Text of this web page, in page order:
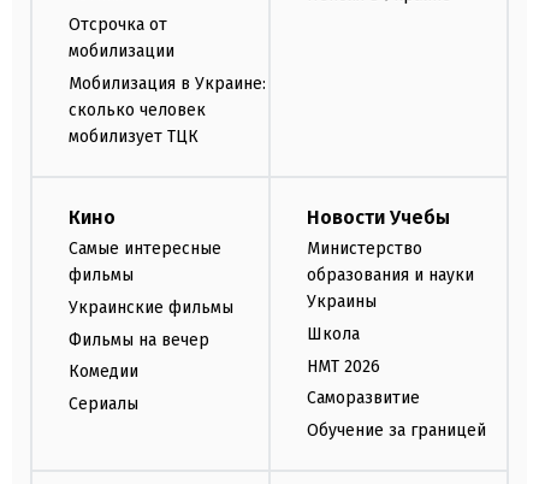
Отсрочка от
мобилизации
Мобилизация в Украине:
сколько человек
мобилизует ТЦК
Кино
Самые интересные
фильмы
Украинские фильмы
Фильмы на вечер
Комедии
Сериалы
Новости Учебы
Министерство
образования и науки
Украины
Школа
НМТ 2026
Саморазвитие
Обучение за границей